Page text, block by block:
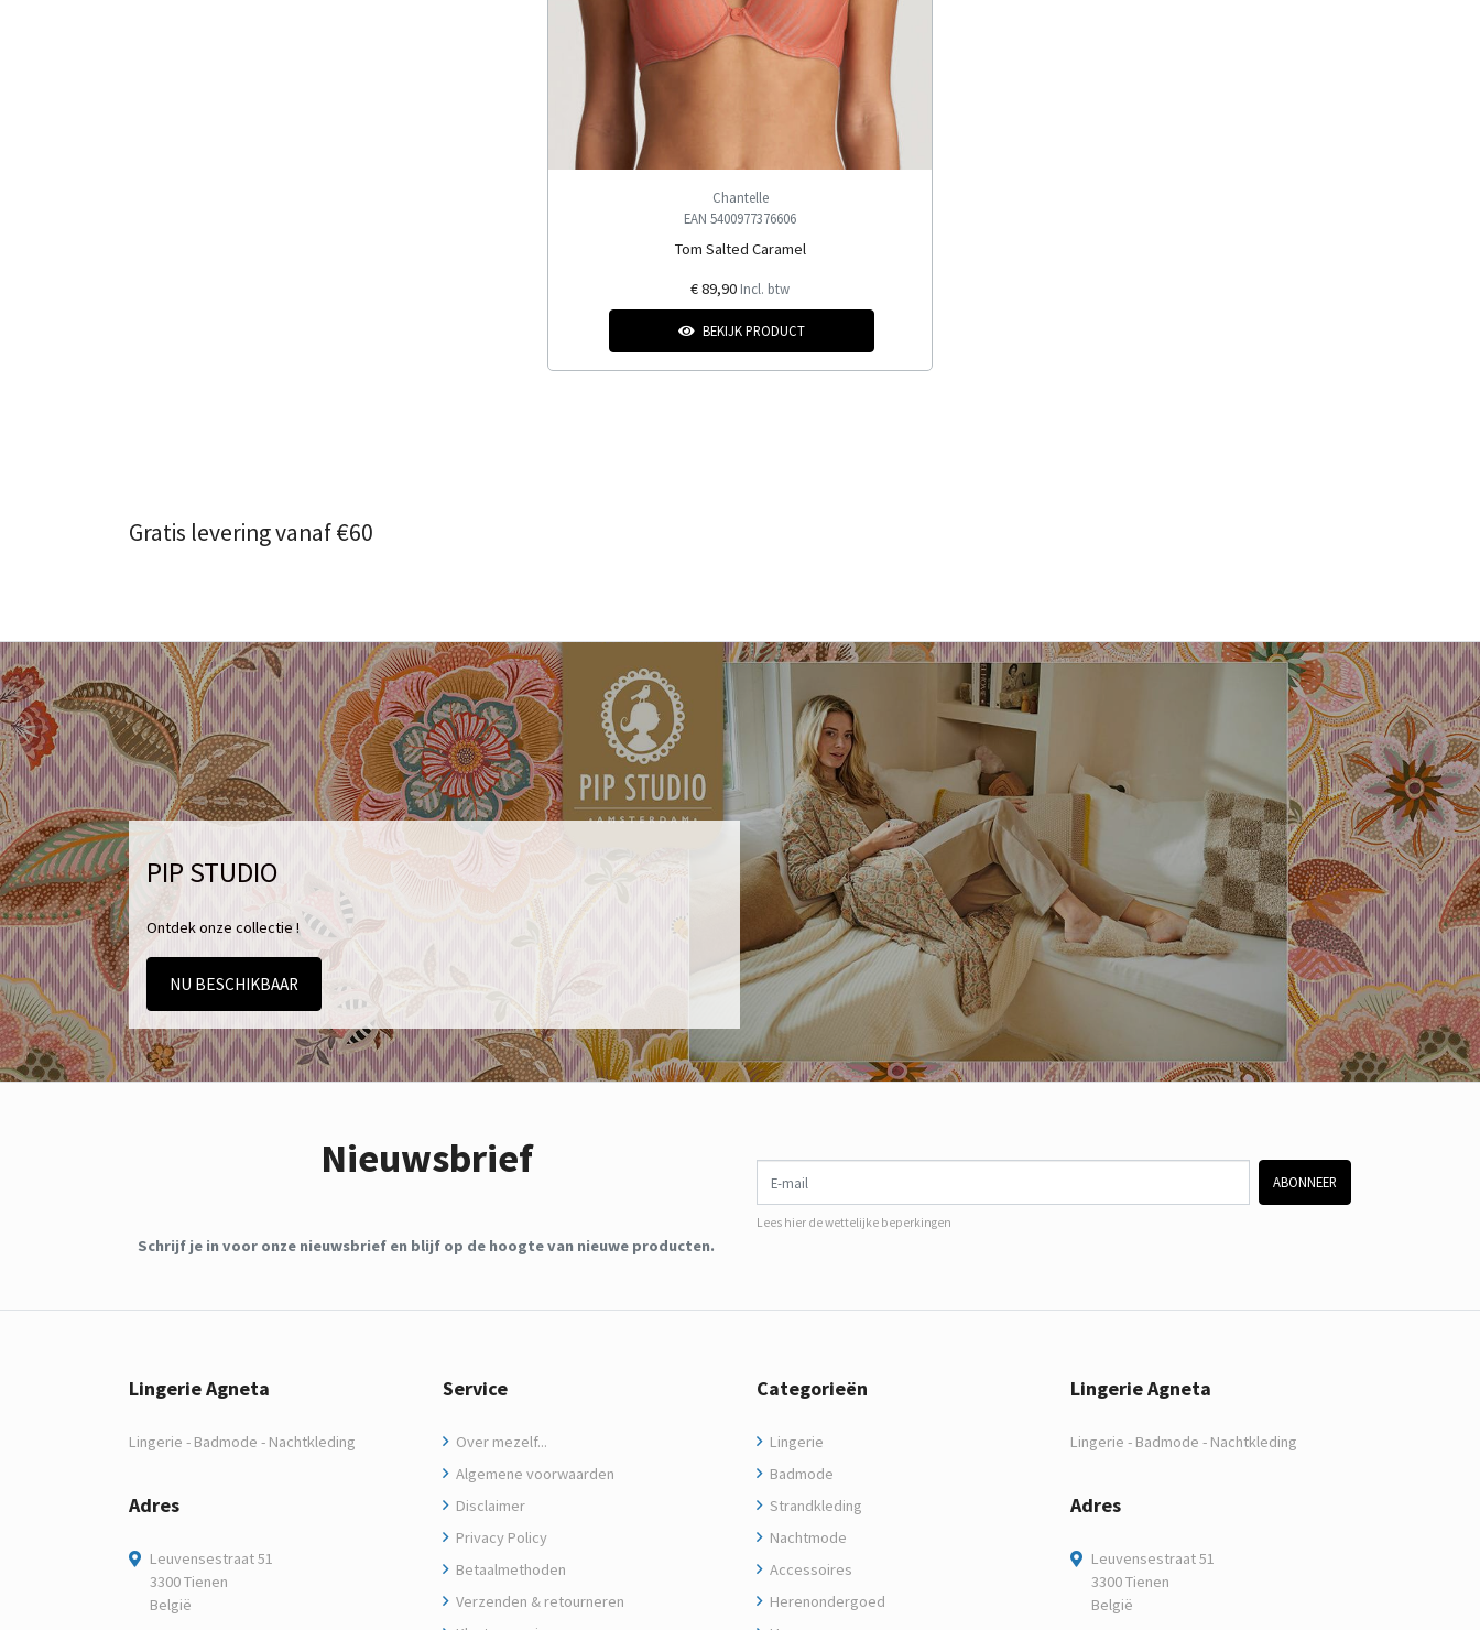
Chantelle
EAN 5400977376606
Tom Salted Caramel
€ 89,90 Incl. btw
BEKIJK PRODUCT
Gratis levering vanaf €60
PIP STUDIO
Ontdek onze collectie !
NU BESCHIKBAAR
Nieuwsbrief
Schrijf je in voor onze nieuwsbrief en blijf op de hoogte van nieuwe producten.
E-mail
ABONNEER
Lees hier de wettelijke beperkingen
Lingerie Agneta
Lingerie - Badmode - Nachtkleding
Adres
Leuvensestraat 51
3300 Tienen
België
Service
Over mezelf...
Algemene voorwaarden
Disclaimer
Privacy Policy
Betaalmethoden
Verzenden & retourneren
Categorieën
Lingerie
Badmode
Strandkleding
Nachtmode
Accessoires
Herenondergoed
Lingerie Agneta
Lingerie - Badmode - Nachtkleding
Adres
Leuvensestraat 51
3300 Tienen
België